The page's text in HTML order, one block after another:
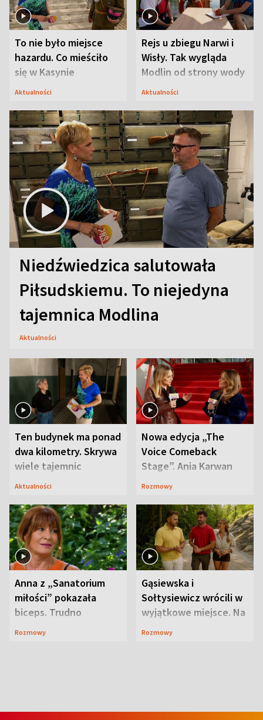
To nie było miejsce
hazardu. Co mieściło
się w Kasynie
Oficerskim?
Aktualności
Rejs u zbiegu Narwi i
Wisły. Tak wygląda
Modlin od strony wody
Aktualności
Niedźwiedzica salutowała
Piłsudskiemu. To niejedyna
tajemnica Modlina
Aktualności
Ten budynek ma ponad
dwa kilometry. Skrywa
wiele tajemnic
Aktualności
Nowa edycja „The
Voice Comeback
Stage”. Ania Karwan
zapowiada
Rozmowy
Anna z „Sanatorium
miłości” pokazała
biceps. Trudno
uwierzyć, co przeszła
Rozmowy
Gąsiewska i
Sołtysiewicz wrócili w
wyjątkowe miejsce. Na
szlaku czekał
Rozmowy